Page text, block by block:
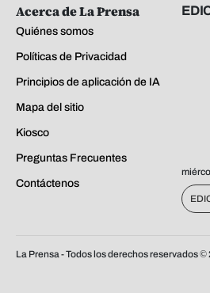
Acerca de La Prensa
Quiénes somos
Políticas de Privacidad
Principios de aplicación de IA
Mapa del sitio
Kiosco
Preguntas Frecuentes
Contáctenos
La Prensa - Todos los derechos reservados ©